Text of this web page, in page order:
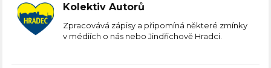
Kolektiv Autorů
Zpracovává zápisy a připomíná některé zmínky
v médiích o nás nebo Jindřichově Hradci.